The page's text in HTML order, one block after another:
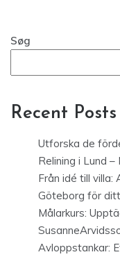
Søg
Recent Posts
Utforska de
Relining i Lund
Från idé till
Göteborg för
Målarkurs:
Avloppstankar: